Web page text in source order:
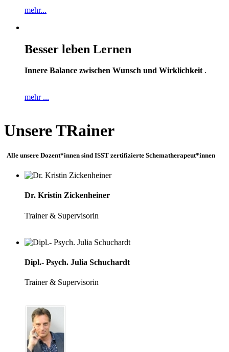
mehr...
Besser leben Lernen
Innere Balance zwischen Wunsch und Wirklichkeit .
mehr ...
Unsere TRainer
Alle unsere Dozent*innen sind ISST zertifizierte Schematherapeut*innen
Dr. Kristin Zickenheiner
Trainer & Supervisorin
Dipl.- Psych. Julia Schuchardt
Trainer & Supervisorin